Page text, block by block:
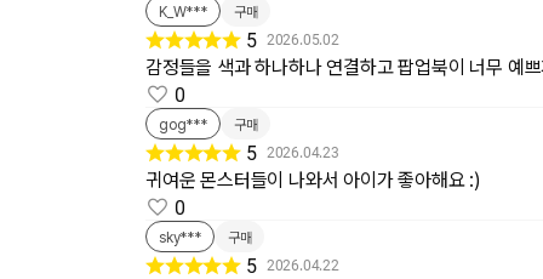
K_W*** 구매
5 2026.05.02
감정들을 색과 하나하나 연결하고 팝업북이 너무 예
0
gog*** 구매
5 2026.04.23
귀여운 몬스터들이 나와서 아이가 좋아해요 :)
0
sky*** 구매
5 2026.04.22